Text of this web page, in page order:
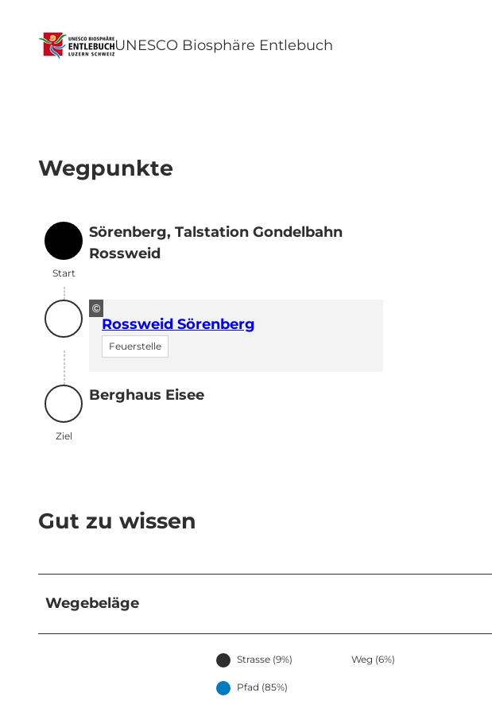
UNESCO Biosphäre Entlebuch
Wegpunkte
Start
Start
Sörenberg, Talstation Gondelbahn
Rossweid
©
Rossweid Sörenberg
Feuerstelle
Ziel
Ziel
Berghaus Eisee
Gut zu wissen
Wegebeläge
Strasse (9%) Weg (6%)
Pfad (85%)